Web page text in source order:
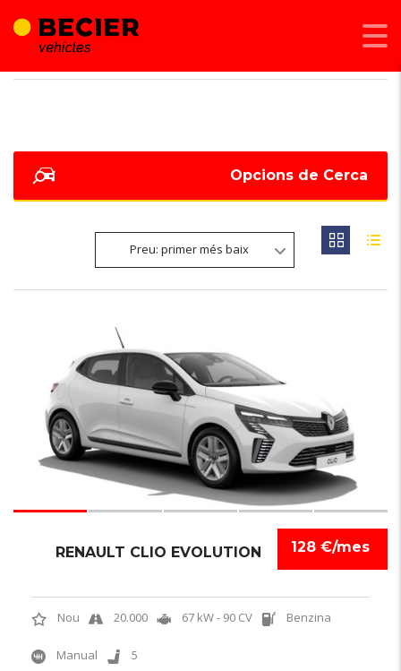
Opcions de Cerca
Preu: primer més baix
128 €/mes
RENAULT CLIO EVOLUTION
Nou 20.000 67 kW - 90 CV Benzina
Manual 5